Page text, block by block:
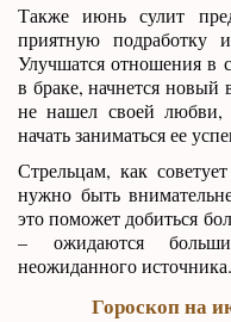
Также июнь сулит
приятную подработку
Улучшатся отношения в
в браке, начнется
не нашел своей любви,
начать заниматься ее
Стрельцам, как
нужно быть
это поможет добиться
– ожидаются
неожиданного источника.
Гороскоп на